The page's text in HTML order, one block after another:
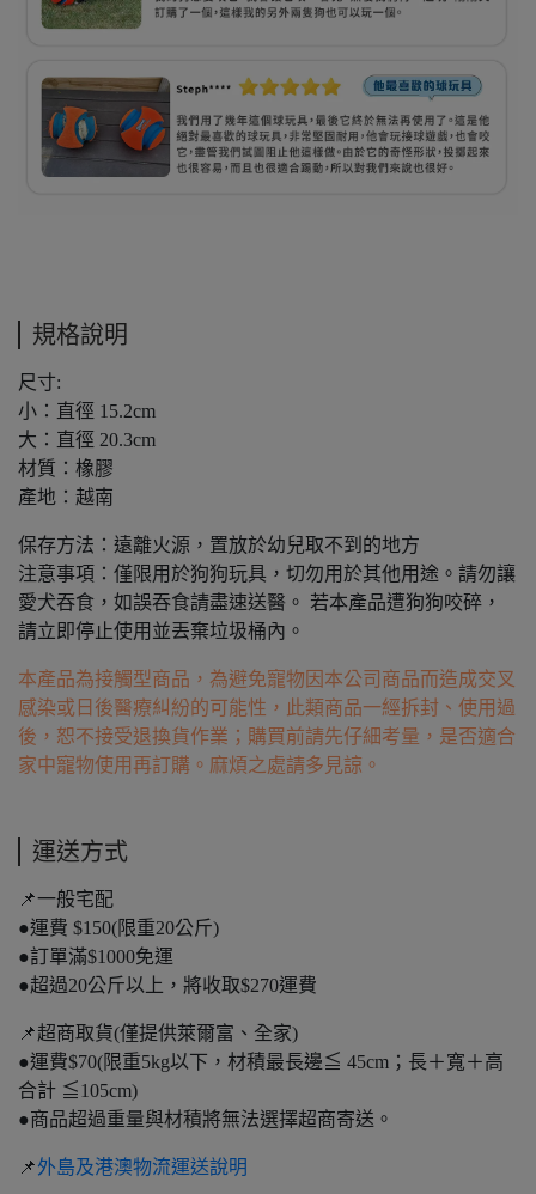
規格說明
尺寸:
小：直徑 15.2cm
大：直徑 20.3cm
材質：橡膠
產地：越南
保存方法：遠離火源，置放於幼兒取不到的地方
注意事項：僅限用於狗狗玩具，切勿用於其他用途。請勿讓
愛犬吞食，如誤吞食請盡速送醫。 若本產品遭狗狗咬碎，
請立即停止使用並丟棄垃圾桶內。
本產品為接觸型商品，為避免寵物因本公司商品而造成交叉
感染或日後醫療糾紛的可能性，此類商品一經拆封、使用過
後，恕不接受退換貨作業；購買前請先仔細考量，是否適合
家中寵物使用再訂購。麻煩之處請多見諒。
運送方式
📌一般宅配
●運費 $150(限重20公斤)
●訂單滿$1000免運
●超過20公斤以上，將收取$270運費
📌超商取貨(僅提供萊爾富、全家)
●運費$70(限重5kg以下，材積最長邊≦ 45cm；長＋寬＋高
合計 ≦105cm)
●商品超過重量與材積將無法選擇超商寄送。
📌外島及港澳物流運送說明